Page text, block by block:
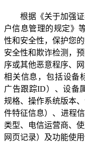
根据《关于加强
户信息管理的规定》
性和安全性，保护您
安全性和欺诈检测，
序或其他恶意程序、
相关信息，包括设备
广告跟踪ID）、设备
规格、操作系统版本
件特征信息）、进程
类型、电信运营商、
网页记录）及功能使